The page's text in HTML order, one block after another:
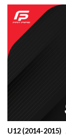
U12 (2014-2015)